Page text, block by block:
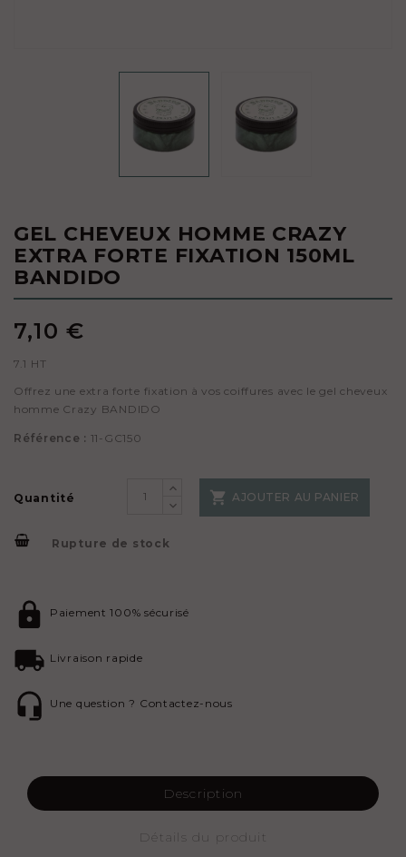
GEL CHEVEUX HOMME CRAZY
EXTRA FORTE FIXATION 150ML
BANDIDO
7,10 €
7.1 HT
Offrez une extra forte fixation à vos coiffures avec le gel cheveux
homme Crazy BANDIDO
Référence : 11-GC150
Quantité  AJOUTER AU PANIER
Rupture de stock
Paiement 100% sécurisé
Livraison rapide
Une question ? Contactez-nous
Description
Détails du produit